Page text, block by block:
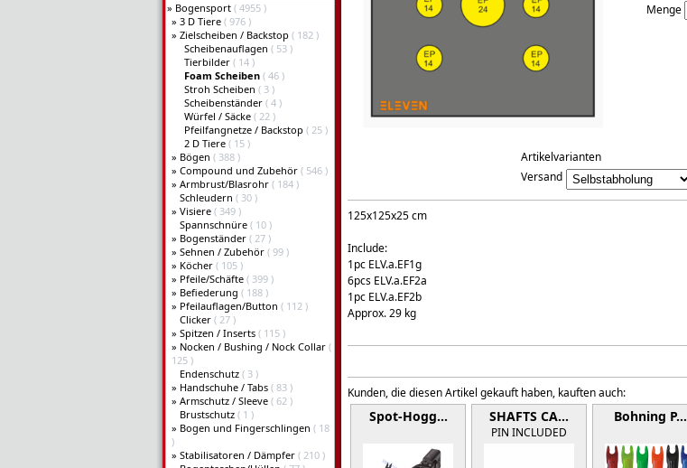
» Bogensport ( 4955 )
» 3 D Tiere ( 976 )
» Zielscheiben / Backstop ( 182 )
Scheibenauflagen ( 53 )
Tierbilder ( 14 )
Foam Scheiben ( 46 )
Stroh Scheiben ( 3 )
Scheibenständer ( 4 )
Würfel / Säcke ( 22 )
Pfeilfangnetze / Backstop ( 25 )
2 D Tiere ( 15 )
» Bögen ( 388 )
» Compound und Zubehör ( 546 )
» Armbrust/Blasrohr ( 184 )
Schleudern ( 30 )
» Visiere ( 349 )
Spannschnüre ( 10 )
» Bogenständer ( 27 )
» Sehnen / Zubehör ( 99 )
» Köcher ( 105 )
» Pfeile/Schäfte ( 399 )
» Befiederung ( 188 )
» Pfeilauflagen/Button ( 112 )
Clicker ( 27 )
» Spitzen / Inserts ( 115 )
» Nocken / Bushing / Nock Collar (
125 )
Endenschutz ( 3 )
» Handschuhe / Tabs ( 83 )
» Armschutz / Sleeve ( 62 )
Brustschutz ( 1 )
» Bogen und Fingerschlingen ( 18
)
» Stabilisatoren / Dämpfer ( 210 )
Menge
Artikelvarianten
Versand
125x125x25 cm
Include:
1pc ELV.a.EF1g
6pcs ELV.a.EF2a
1pc ELV.a.EF2b
Approx. 29 kg
Kunden, die diesen Artikel gekauft haben, kauften auch:
Spot-Hogg… SHAFTS CA…
PIN INCLUDED
Bohning P…